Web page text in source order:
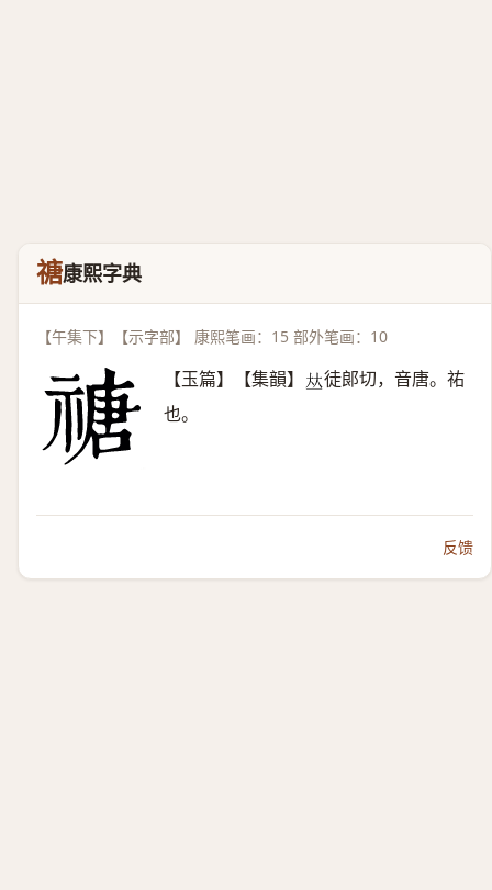
禟康熙字典
【午集下】【示字部】 康熙笔画：15 部外笔画：10
【玉篇】【集韻】 𠀤徒郞切，音唐。祐
也。
反馈